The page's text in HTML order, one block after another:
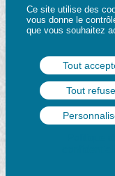
© Gulf Stream
Ce site utilise des
vous donne le
que vous souhaitez
Tout
Tout